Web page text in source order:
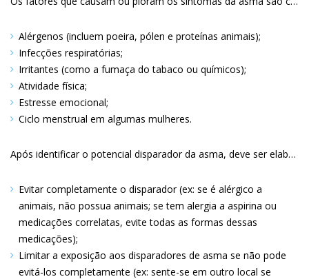
Alérgenos (incluem poeira, pólen e proteínas animais)
Infecções respiratórias
Irritantes (como a fumaça do tabaco ou químicos)
Atividade física
Estresse emocional
Ciclo menstrual em algumas mulheres
Após identificar o potencial disparador da asma, deve ser elaborado um plano para lidar com esses disparadores. Há três alternativas principais:
Evitar completamente o disparador (ex: se é alérgico a
animais, não possua animais; se tem alergia a aspirina ou
medicações correlatas, evite todas as formas dessas
medicações)
Limitar a exposição aos disparadores de asma se não pode
evitá-los completamente (ex: sente-se em outro local se